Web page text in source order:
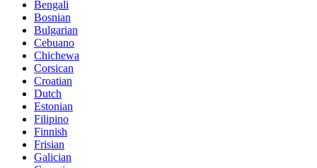
Bengali
Bosnian
Bulgarian
Cebuano
Chichewa
Corsican
Croatian
Dutch
Estonian
Filipino
Finnish
Frisian
Galician